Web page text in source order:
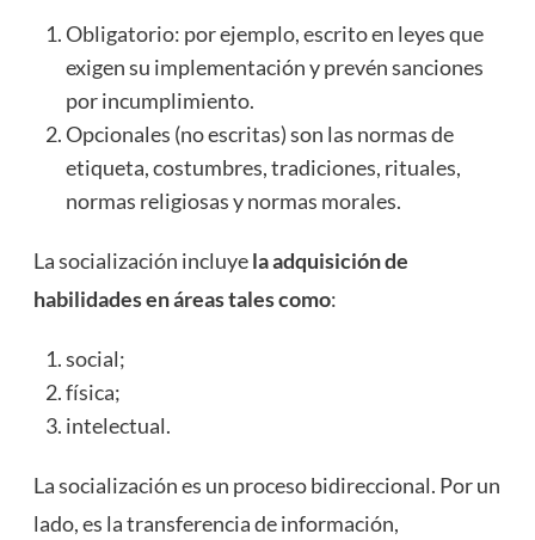
Obligatorio: por ejemplo, escrito en leyes que
exigen su implementación y prevén sanciones
por incumplimiento.
Opcionales (no escritas) son las normas de
etiqueta, costumbres, tradiciones, rituales,
normas religiosas y normas morales.
La socialización incluyela adquisición de
habilidades en áreas tales como:
social;
física;
intelectual.
La socialización es un proceso bidireccional. Por un
lado, es la transferencia de información,